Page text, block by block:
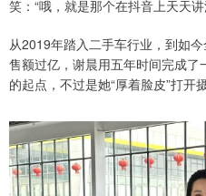
笑：“哦，就是那个在抖音上天天
从2019年踏入二手车行业，到如
售额过亿，谢晨用五年时间完成了
的起点，不过是她“厚着脸皮”打开